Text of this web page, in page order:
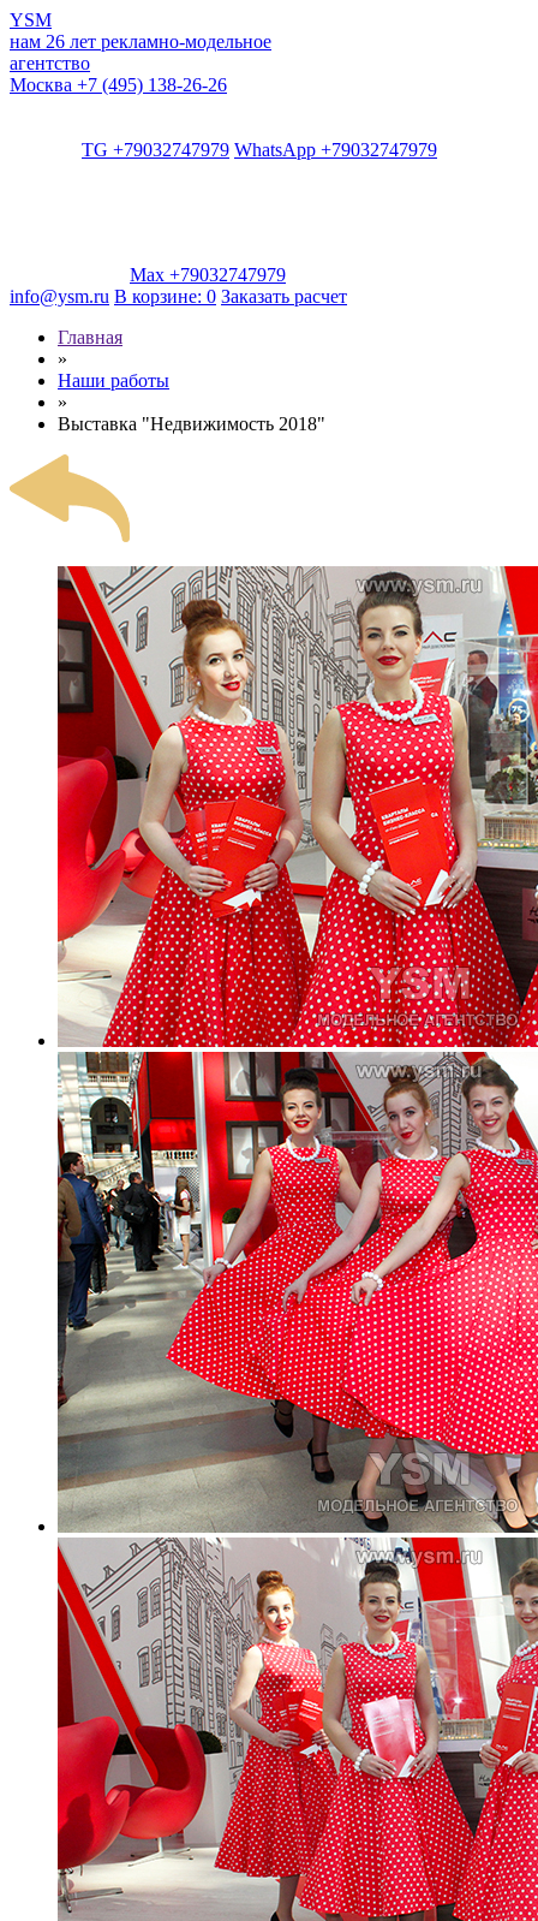
YSM
нам 26 лет рекламно-модельное
агентство
Москва +7 (495) 138-26-26
TG +79032747979 WhatsApp +79032747979
Max +79032747979
info@ysm.ru В корзине: 0 Заказать расчет
Главная
»
Наши работы
»
Выставка "Недвижимость 2018"